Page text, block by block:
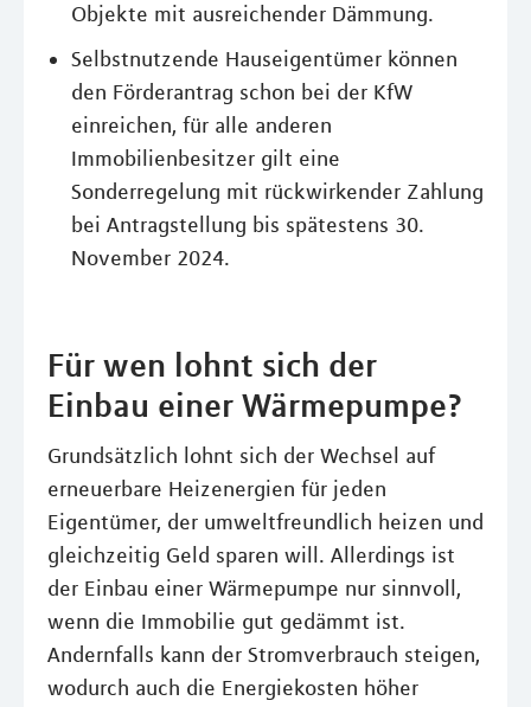
Objekte mit ausreichender Dämmung.
Selbstnutzende Hauseigentümer können
den Förderantrag schon bei der KfW
einreichen, für alle anderen
Immobilienbesitzer gilt eine
Sonderregelung mit rückwirkender Zahlung
bei Antragstellung bis spätestens 30.
November 2024.
Für wen lohnt sich der
Einbau einer Wärmepumpe?
Grundsätzlich lohnt sich der Wechsel auf
erneuerbare Heizenergien für jeden
Eigentümer, der umweltfreundlich heizen und
gleichzeitig Geld sparen will. Allerdings ist
der Einbau einer Wärmepumpe nur sinnvoll,
wenn die Immobilie gut gedämmt ist.
Andernfalls kann der Stromverbrauch steigen,
wodurch auch die Energiekosten höher